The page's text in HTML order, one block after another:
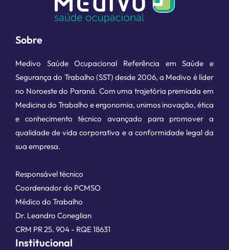
Sobre
Medivo Saúde Ocupacional Referência em Saúde e
Segurança do Trabalho (SST) desde 2006, a Medivo é líder
no Noroeste do Paraná. Com uma trajetória premiada em
Medicina do Trabalho e ergonomia, unimos inovação, ética
e conhecimento técnico avançado para promover a
qualidade de vida corporativa e a conformidade legal da
sua empresa.
Responsável técnico
Coordenador do PCMSO
Médico do Trabalho
Dr. Leandro Coneglian
CRM PR 25. 904 - RQE 18631
Institucional